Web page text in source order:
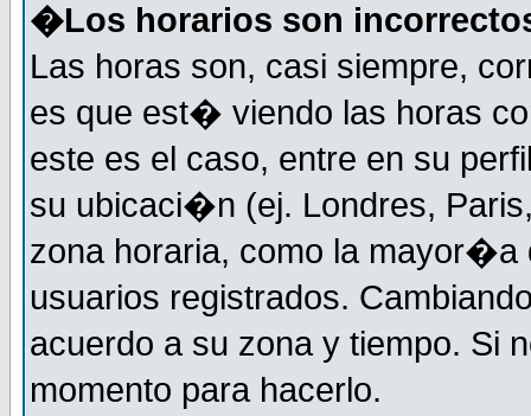
�Los horarios son
Las horas son, casi siempre,
es que est� viendo las horas
este es el caso, entre en su
su ubicaci�n (ej. Londres,
zona horaria, como la mayor�a
usuarios registrados.
acuerdo a su zona y tiempo. Si
momento para hacerlo.